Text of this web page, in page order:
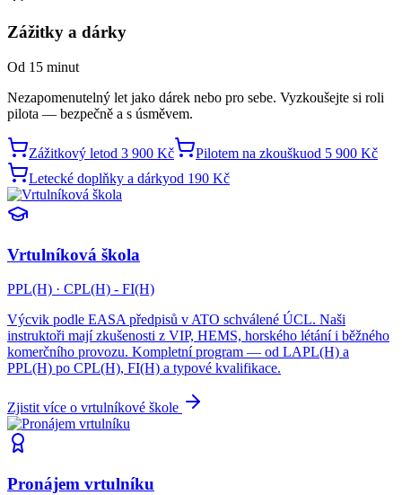
Zážitky a dárky
Od 15 minut
Nezapomenutelný let jako dárek nebo pro sebe. Vyzkoušejte si roli
pilota — bezpečně a s úsměvem.
Zážitkový letod 3 900 Kč Pilotem na zkouškuod 5 900 Kč
Letecké doplňky a dárkyod 190 Kč
Vrtulníková škola
PPL(H) · CPL(H) - FI(H)
Výcvik podle EASA předpisů v ATO schválené ÚCL. Naši
instruktoři mají zkušenosti z VIP, HEMS, horského létání i běžného
komerčního provozu. Kompletní program — od LAPL(H) a
PPL(H) po CPL(H), FI(H) a typové kvalifikace.
Zjistit více o vrtulníkové škole
Pronájem vrtulníku